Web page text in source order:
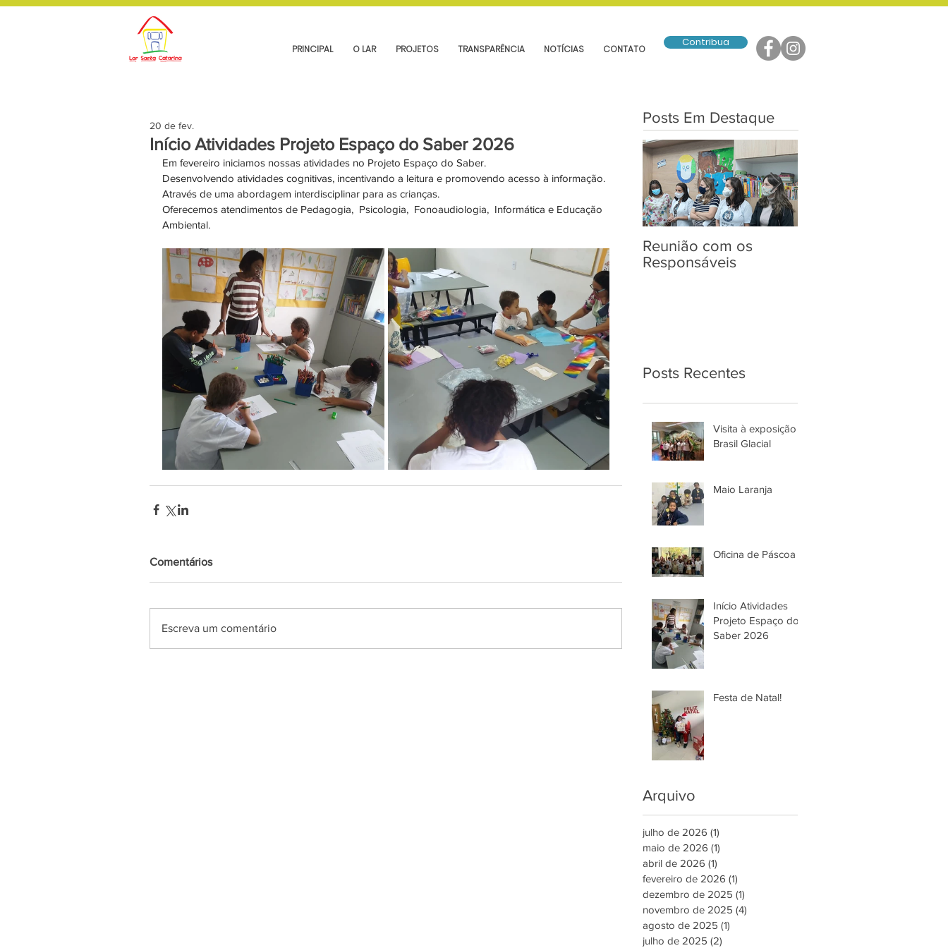
PRINCIPAL O LAR PROJETOS TRANSPARÊNCIA NOTÍCIAS CONTATO
Contribua
Início Atividades Projeto Espaço do Saber 2026
20 de fev.
Em fevereiro iniciamos nossas atividades no Projeto Espaço do Saber.
Desenvolvendo atividades cognitivas, incentivando a leitura e promovendo acesso à informação.
Através de uma abordagem interdisciplinar para as crianças.
Oferecemos atendimentos de Pedagogia,  Psicologia,  Fonoaudiologia,  Informática e Educação
Ambiental.
Comentários
Escreva um comentário
Posts Em Destaque
Reunião com os
Responsáveis
Posts Recentes
Visita à exposição
Brasil Glacial
Maio Laranja
Oficina de Páscoa
Início Atividades
Projeto Espaço do
Saber 2026
Festa de Natal!
Arquivo
julho de 2026 (1)
maio de 2026 (1)
abril de 2026 (1)
fevereiro de 2026 (1)
dezembro de 2025 (1)
novembro de 2025 (4)
agosto de 2025 (1)
julho de 2025 (2)